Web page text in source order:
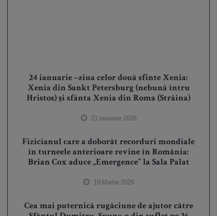
24 ianuarie –ziua celor două sfinte Xenia:
Xenia din Sankt Petersburg (nebună întru
Hristos) și sfânta Xenia din Roma (Străina)
21 Ianuarie 2026
Fizicianul care a doborât recorduri mondiale
în turneele anterioare revine în România:
Brian Cox aduce „Emergence” la Sala Palat
19 Martie 2026
Cea mai puternică rugăciune de ajutor către